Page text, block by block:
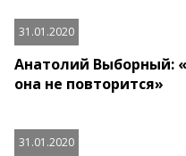
31.01.2020
Анатолий Выборный:
она не повторится»
31.01.2020